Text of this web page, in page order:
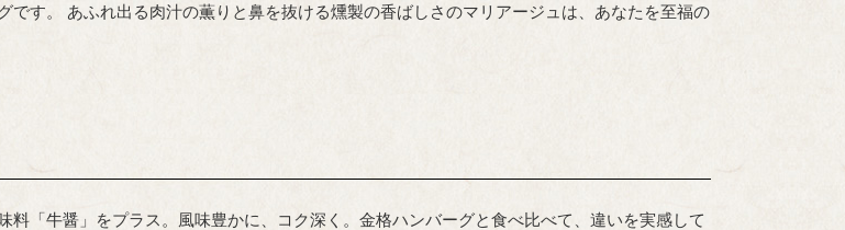
す。 あふれ出る肉汁の薫りと鼻を抜ける燻製の香ばしさのマリアージュは、あなたを至福の
料「牛醤」をプラス。風味豊かに、コク深く。金格ハンバーグと食べ比べて、違いを実感して